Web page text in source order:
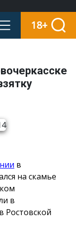
18+
в
на скамье
в
Ростовской